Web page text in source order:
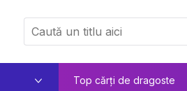
Top cărți de dragoste